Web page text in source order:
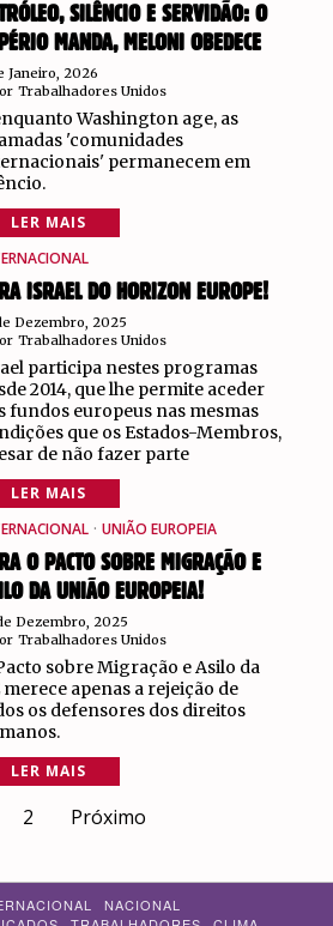
SILÊNCIO E SERVIDÃO: O
MANDA, MELONI OBEDECE
Janeiro, 2026
Trabalhadores Unidos
Washington age, as
'comunidades
permanecem em
LER MAIS
ISRAEL DO HORIZON EUROPE!
Dezembro, 2025
Trabalhadores Unidos
participa nestes programas
2014, que lhe permite aceder
fundos europeus nas mesmas
que os Estados-Membros,
de não fazer parte
LER MAIS
· UNIÃO EUROPEIA
O PACTO SOBRE MIGRAÇÃO E
DA UNIÃO EUROPEIA!
Dezembro, 2025
Trabalhadores Unidos
sobre Migração e Asilo da
merece apenas a rejeição de
os defensores dos direitos
LER MAIS
2 Próximo
NACIONAL